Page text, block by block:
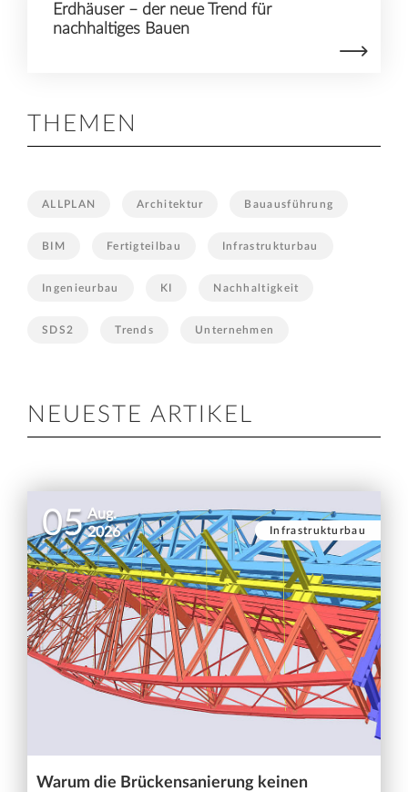
Erdhäuser – der neue Trend für
nachhaltiges Bauen
THEMEN
ALLPLAN Architektur Bauausführung
BIM Fertigteilbau Infrastrukturbau
Ingenieurbau KI Nachhaltigkeit
SDS2 Trends Unternehmen
NEUESTE ARTIKEL
05 Aug.
2026
Infrastrukturbau
Warum die Brückensanierung keinen